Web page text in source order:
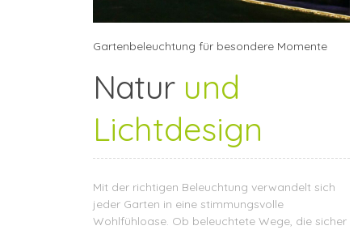
Gartenbeleuchtung für besondere Momente
Naturund
Lichtdesign
Mit der richtigen Beleuchtung verwandelt sich
jeder Garten in eine stimmungsvolle
Wohlfühloase. Ob beleuchtete Wege, die sicher